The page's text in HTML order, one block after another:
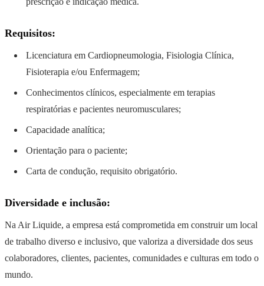
Requisitos:
Licenciatura em Cardiopneumologia, Fisiologia Clínica,
Fisioterapia e/ou Enfermagem;
Conhecimentos clínicos, especialmente em terapias
respiratórias e pacientes neuromusculares;
Capacidade analítica;
Orientação para o paciente;
Carta de condução, requisito obrigatório.
Diversidade e inclusão:
Na Air Liquide, a empresa está comprometida em construir um local
de trabalho diverso e inclusivo, que valoriza a diversidade dos seus
colaboradores, clientes, pacientes, comunidades e culturas em todo o
mundo.